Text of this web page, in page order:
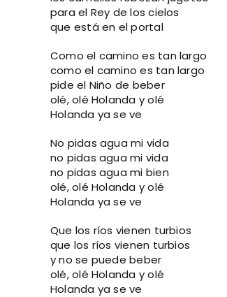
para el Rey de los cielos
que está en el portal
Como el camino es tan largo
como el camino es tan largo
pide el Niño de beber
olé, olé Holanda y olé
Holanda ya se ve
No pidas agua mi vida
no pidas agua mi vida
no pidas agua mi bien
olé, olé Holanda y olé
Holanda ya se ve
Que los ríos vienen turbios
que los ríos vienen turbios
y no se puede beber
olé, olé Holanda y olé
Holanda ya se ve